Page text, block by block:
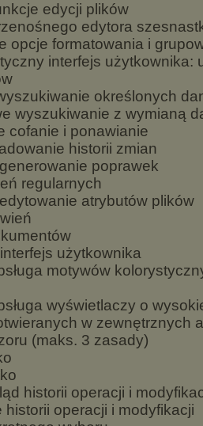
edycji plików
edytora
opcje formatowania i
interfejs użytkownika:
określonych
wyszukiwanie z wymianą
cofanie i ponawianie
historii zmian
poprawek
regularnych
atrybutów plików
użytkownika
motywów
wyświetlaczy o
w zewnętrznych
(maks. 3 zasady)
historii operacji i
historii operacji i modyfikacji